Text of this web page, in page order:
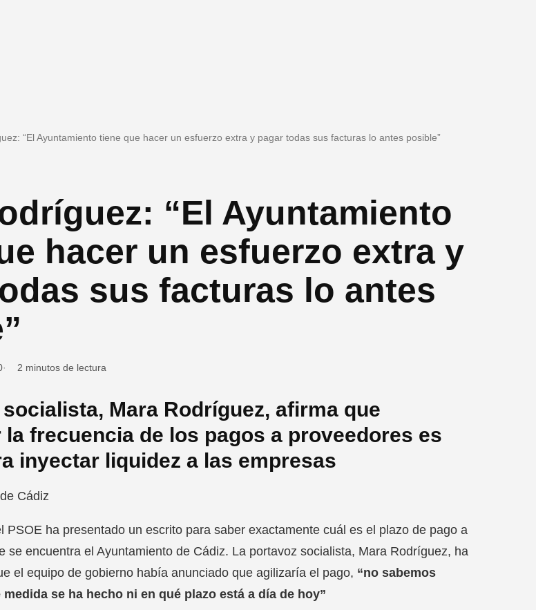
“El Ayuntamiento tiene que hacer un esfuerzo extra y pagar todas sus facturas lo antes posible”
“El Ayuntamiento
hacer un esfuerzo extra y
sus facturas lo antes
2 minutos de lectura
Mara Rodríguez, afirma que
frecuencia de los pagos a proveedores es
inyectar liquidez a las empresas
PSOE ha presentado un escrito para saber exactamente cuál es el plazo de pago a
se encuentra el Ayuntamiento de Cádiz. La portavoz socialista, Mara Rodríguez, ha
el equipo de gobierno había anunciado que agilizaría el pago, “no sabemos
se ha hecho ni en qué plazo está a día de hoy”